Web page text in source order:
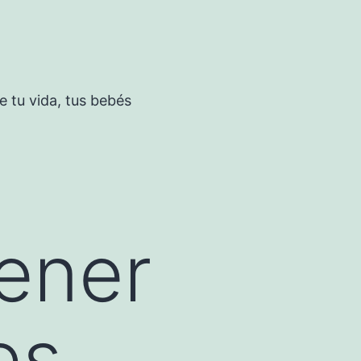
tu vida, tus bebés